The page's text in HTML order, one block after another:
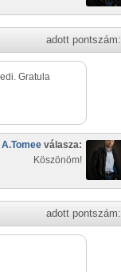
adott pontszám:
Gratula
A.Tomee válasza:
Köszönöm!
adott pontszám: